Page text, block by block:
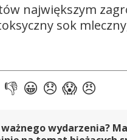
największym
sok
wydarzenia?